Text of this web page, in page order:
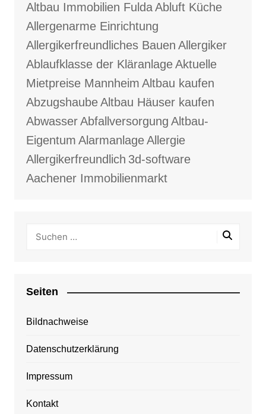
Altbau Immobilien FuldaAbluft Küche
Allergenarme Einrichtung
Allergikerfreundliches Bauen Allergiker
Ablaufklasse der KläranlageAktuelle
Mietpreise Mannheim Altbau kaufen
AbzugshaubeAltbau Häuser kaufen
AbwasserAbfallversorgung Altbau-
Eigentum AlarmanlageAllergie
Allergikerfreundlich 3d-software
Aachener Immobilienmarkt
Seiten
Bildnachweise
Datenschutzerklärung
Impressum
Kontakt